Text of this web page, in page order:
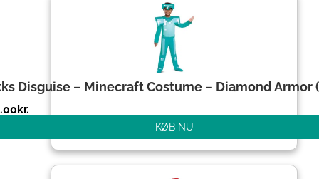
Disguise – Minecraft Costume – Diamond Armor
kr.
KØB NU